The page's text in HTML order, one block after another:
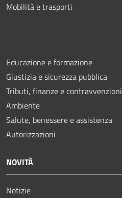
Mobilità e trasporti
Educazione e formazione
Giustizia e sicurezza pubblica
Tributi, finanze e contravvenzioni
Ambiente
Salute, benessere e assistenza
Autorizzazioni
NOVITÀ
Notizie